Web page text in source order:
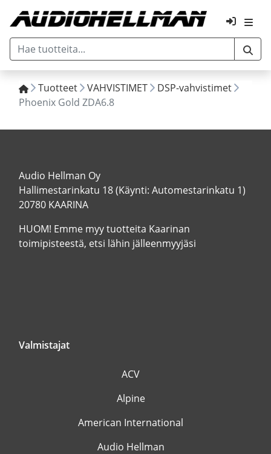
Tuotteet VAHVISTIMET
DSP-vahvistimet
Phoenix Gold ZDA6.8
Audio Hellman Oy
Hallimestarinkatu 18 (Käynti: Automestarinkatu 1)
20780 KAARINA
HUOM! Emme myy tuotteita Kaarinan
toimipisteestä, etsi lähin jälleenmyyjäsi
Valmistajat
ACV
Alpine
American International
Audio Hellman